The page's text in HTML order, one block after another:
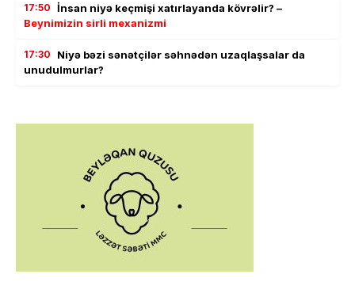
17:50 İnsan niyə keçmişi xatırlayanda kövrəlir? –
Beynimizin sirli mexanizmi
17:30
Niyə bəzi sənətçilər səhnədən uzaqlaşsalar da
unudulmurlar?